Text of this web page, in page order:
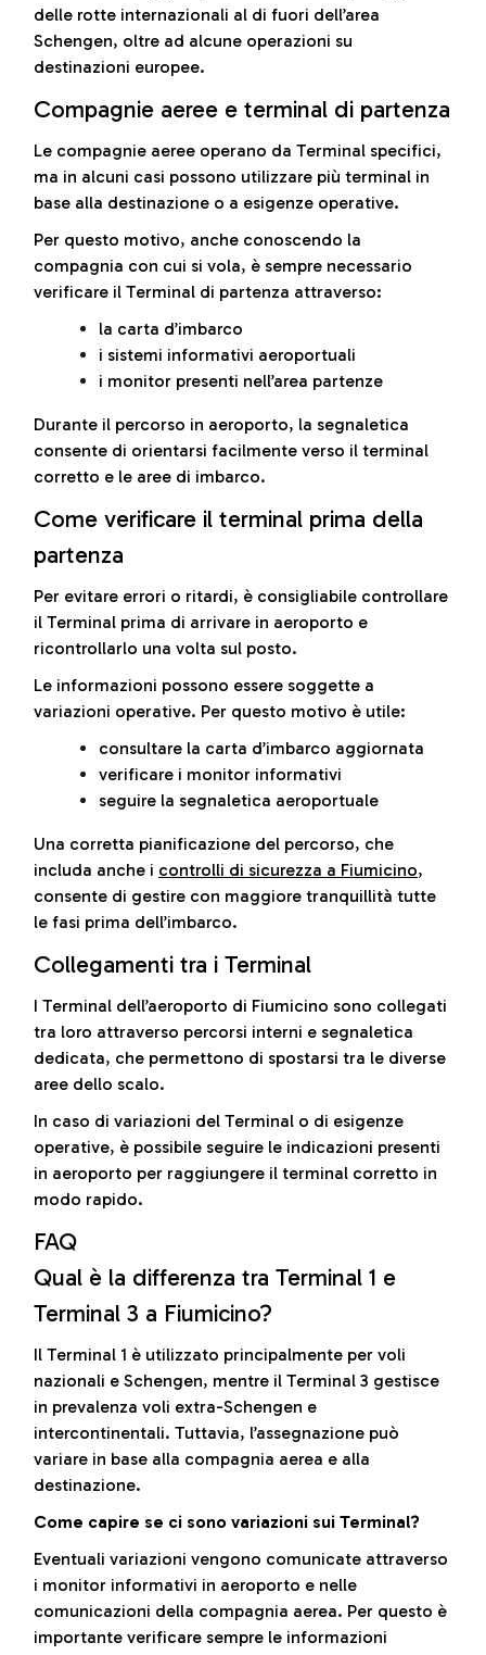
delle rotte internazionali al di fuori dell’area
Schengen, oltre ad alcune operazioni su
destinazioni europee.
Compagnie aeree e terminal di partenza
Le compagnie aeree operano da Terminal specifici,
ma in alcuni casi possono utilizzare più terminal in
base alla destinazione o a esigenze operative.
Per questo motivo, anche conoscendo la
compagnia con cui si vola, è sempre necessario
verificare il Terminal di partenza attraverso:
la carta d’imbarco
i sistemi informativi aeroportuali
i monitor presenti nell’area partenze
Durante il percorso in aeroporto, la segnaletica
consente di orientarsi facilmente verso il terminal
corretto e le aree di imbarco.
Come verificare il terminal prima della
partenza
Per evitare errori o ritardi, è consigliabile controllare
il Terminal prima di arrivare in aeroporto e
ricontrollarlo una volta sul posto.
Le informazioni possono essere soggette a
variazioni operative. Per questo motivo è utile:
consultare la carta d’imbarco aggiornata
verificare i monitor informativi
seguire la segnaletica aeroportuale
Una corretta pianificazione del percorso, che
includa anche i controlli di sicurezza a Fiumicino,
consente di gestire con maggiore tranquillità tutte
le fasi prima dell’imbarco.
Collegamenti tra i Terminal
I Terminal dell’aeroporto di Fiumicino sono collegati
tra loro attraverso percorsi interni e segnaletica
dedicata, che permettono di spostarsi tra le diverse
aree dello scalo.
In caso di variazioni del Terminal o di esigenze
operative, è possibile seguire le indicazioni presenti
in aeroporto per raggiungere il terminal corretto in
modo rapido.
FAQ
Qual è la differenza tra Terminal 1 e
Terminal 3 a Fiumicino?
Il Terminal 1 è utilizzato principalmente per voli
nazionali e Schengen, mentre il Terminal 3 gestisce
in prevalenza voli extra-Schengen e
intercontinentali. Tuttavia, l’assegnazione può
variare in base alla compagnia aerea e alla
destinazione.
Come capire se ci sono variazioni sui Terminal?
Eventuali variazioni vengono comunicate attraverso
i monitor informativi in aeroporto e nelle
comunicazioni della compagnia aerea. Per questo è
importante verificare sempre le informazioni